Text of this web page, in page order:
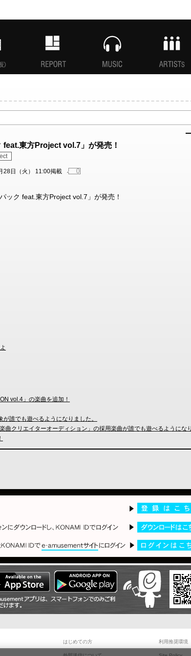
feat.東方Project vol.7」が発売！
28日（火） 11:00掲載 0
ック feat.東方Project vol.7」が発売！
vol.4」の楽曲を追加！
誰でも遊べるようになりました。
クリエイターオーディション」の採用楽曲が誰でも遊べるようになり
はじめての方 利用推奨環境